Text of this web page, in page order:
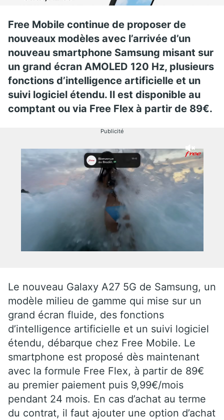
Free Mobile continue de proposer de
nouveaux modèles avec l’arrivée d’un
nouveau smartphone Samsung misant sur
un grand écran AMOLED 120 Hz, plusieurs
fonctions d’intelligence artificielle et un
suivi logiciel étendu. Il est disponible au
comptant ou via Free Flex à partir de 89€.
Publicité
Le nouveau Galaxy A27 5G de Samsung, un
modèle milieu de gamme qui mise sur un
grand écran fluide, des fonctions
d’intelligence artificielle et un suivi logiciel
étendu, débarque chez Free Mobile. Le
smartphone est proposé dès maintenant
avec la formule Free Flex, à partir de 89€
au premier paiement puis 9,99€/mois
pendant 24 mois. En cas d’achat au terme
du contrat, il faut ajouter une option d’achat